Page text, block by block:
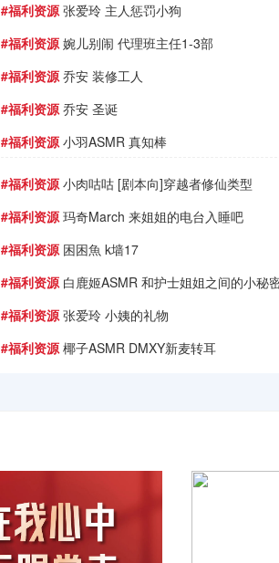
喜迎二十大 满怀信心迎盛会 砥砺奋进新时代
#福利资源 张爱玲 主人惩罚小狗
#福利资源 婉儿别闹 代理班主任1-3部
#福利资源 乔安 装修工人
#福利资源 乔安 圣诞
#福利资源 小羽ASMR 真知棒
#福利资源 小肉咕咕 [剧本向]穿越者修仙类型
#福利资源 玛奇March 来姐姐的电台入睡吧
#福利资源 困困魚 k墙17
#福利资源 白鹿姬ASMR 和护士姐姐之间的小秘
#福利资源 张爱玲 小姨的礼物
#福利资源 椰子ASMR DMXY新麦转耳